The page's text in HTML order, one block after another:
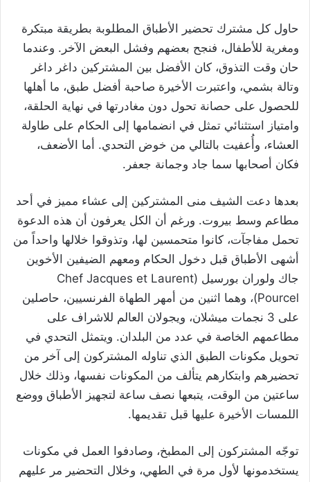
حاول كل مشترك تحضير الأطباق المطلوبة بطريقة مبتكرة
ومغرية للأطفال، فنجح بعضهم وفشل البعض الآخر. وعندما
حان وقت التذوق، كان الأفضل بين المشتركين داغر داغر
وتالة بشمي، واعتبرت الأخيرة صاحبة أفضل طبق، ما أهلها
للحصول على حصانة تحول دون مغادرتها في نهاية الحلقة،
وامتياز استثنائي تمثل في انضمامها إلى الحكام على طاولة
العشاء، وأُعفيت بالتالي من خوض التحدي. أما الأضعف،
فكان أصحابها سما جاد وجمانة جعفر.
بعدها دعت الشيف منى المشتركين إلى عشاء مميز في أحد
مطاعم وسط بيروت. ورغم أن الكل يعرفون أن هذه الدعوة
تحمل مفاجآت، كانوا متحمسين لها، وتذوقوا خلالها واحداً من
أشهى الأطباق قبل دخول الحكام ومعهم الضيفين الأخوين
جاك ولوران بورسيل (Chef Jacques et Laurent
Pourcel)، وهما اثنين من أمهر الطهاة الفرنسيين، حاصلين
على 3 نجمات ميشلان، ويجولان العالم للاشراف على
مطاعمهم الخاصة في عدد من البلدان. ويتمثل التحدي في
تحويل مكونات الطبق الذي تناوله المشتركون إلى آخر من
تحضيرهم وابتكارهم يتألف من المكونات نفسها، وذلك خلال
ساعتين من الوقت، يتبعها نصف ساعة لتجهيز الأطباق ووضع
اللمسات الأخيرة عليها قبل تقديمها.
توجّه المشتركون إلى المطبخ، وصادفوا العمل في مكونات
يستخدمونها لأول مرة في الطهي، وخلال التحضير مر عليهم